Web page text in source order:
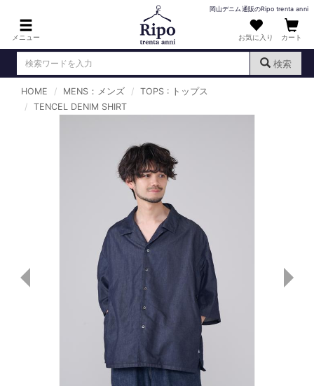
メニュー
岡山デニム通販のRipo trenta anni
お気に入り カート
検索
ログイン （新規会員登録
DENIM : デニム
T-SHIRT : Tシャツ
KNIT : ニット
SHIRT : シャツ
OUTERS : アウター
LADIES : レディース
DENIM : デニム
HOME MENS：メンズ
TOPS : トップス
TENCEL DENIM SHIRT